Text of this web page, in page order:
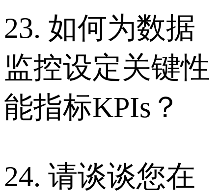
23. 如何为数据
监控设定关键性
能指标KPIs？
24. 请谈谈您在